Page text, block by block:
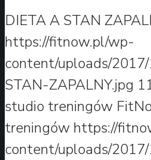
DIETA A STAN
https://fitnow.pl/wp-
content/uploads/
STAN-ZAPALNY.jpg
studio treningów
treningów https://
content/uploads/